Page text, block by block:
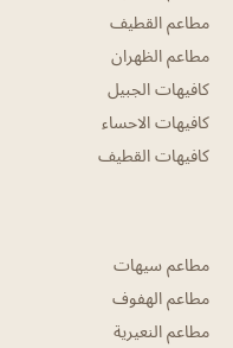
مطاعم القطيف
مطاعم الظهران
كافيهات الجبيل
كافيهات الاحساء
كافيهات القطيف
مطاعم سيهات
مطاعم الهفوف
مطاعم النعيرية